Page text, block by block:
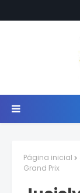
Página inicial
Grand Prix